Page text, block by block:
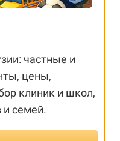
частные и
цены,
клиник и школ,
и семей.